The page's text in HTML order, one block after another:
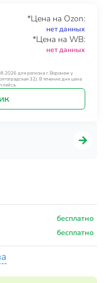
*Цена на Ozon:
нет данных
*Цена на WB:
нет данных
для региона г. Воронеж у
32). В течение дня цена
бесплатно
бесплатно